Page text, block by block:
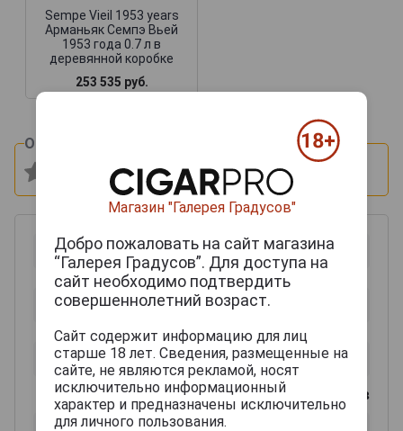
Sempe Vieil 1953 years
Арманьяк Семпэ Вьей
1953 года 0.7 л в
деревянной коробке
253 535 руб.
Оцените и напишите отзыв:
0из 2000 знаков
Магазин "Галерея Градусов"
Добро пожаловать на сайт магазина
“Галерея Градусов”. Для доступа на
сайт необходимо подтвердить
совершеннолетний возраст.
Сайт содержит информацию для лиц
старше 18 лет. Сведения, размещенные на
сайте, не являются рекламой, носят
исключительно информационный
характер и предназначены исключительно
для личного пользования.